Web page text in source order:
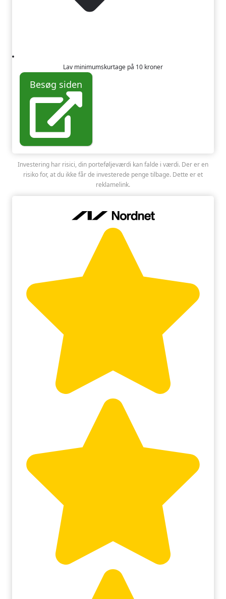
Lav minimumskurtage på 10 kroner
Besøg siden
Investering har risici, din porteføljeværdi kan falde i værdi. Der er en
risiko for, at du ikke får de investerede penge tilbage. Dette er et
reklamelink.